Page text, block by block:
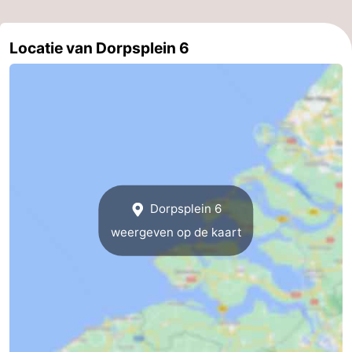
Natuur
-
Locatie van Dorpsplein 6
Dorpsplein 6
weergeven op de kaart